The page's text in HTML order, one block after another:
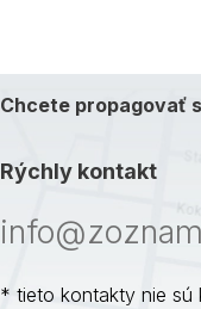
Chcete propagovať
Rýchly kontakt
* tieto kontakty nie sú